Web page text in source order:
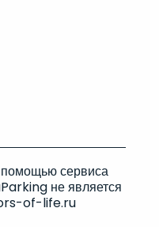
сервиса
не является
of-life.ru